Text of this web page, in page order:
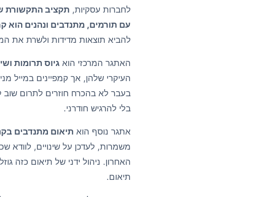
לחברות עסקיות, תקציב התקשורת
עם תורמים, מתנדבים ונהנים הוא
להביא תוצאות מדידות ולשרת את
האתגר המרכזי הוא גיוס תרומות
בעבר לא בהכרח חוזרים לתרום
בלי להרגיש חודרני.
אתגר נוסף הוא תיאום מתנדבים
משמרות, לעדכן על שינויים, לוודא
האחרון. ניהול ידני של תיאום כזה
תיאום.